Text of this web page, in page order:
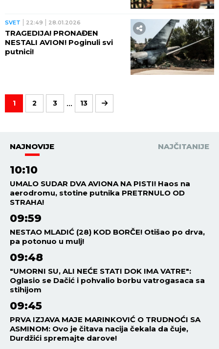
(FOTO)
SVET 22:49 28.01.2026
TRAGEDIJA! PRONAĐEN
NESTALI AVION! Poginuli svi
putnici!
1 2 3 ... 13
NAJNOVIJE NAJČITANIJE
10:10
UMALO SUDAR DVA AVIONA NA PISTI! Haos na
aerodromu, stotine putnika PRETRNULO OD
STRAHA!
09:59
NESTAO MLADIĆ (28) KOD BORČE! Otišao po drva,
pa potonuo u mulj!
09:48
"UMORNI SU, ALI NEĆE STATI DOK IMA VATRE":
Oglasio se Dačić i pohvalio borbu vatrogasaca sa
stihijom
09:45
PRVA IZJAVA MAJE MARINKOVIĆ O TRUDNOĆI SA
ASMINOM: Ovo je čitava nacija čekala da čuje,
Durdžići spremajte darove!